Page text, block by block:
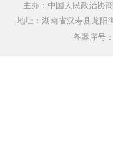
主办：中国人民政治协
地址：湖南省汉寿县龙
备案序号